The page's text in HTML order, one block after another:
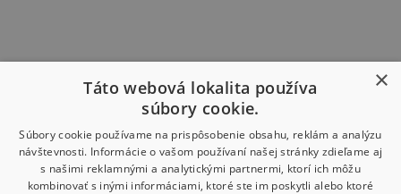
×
Táto webová lokalita používa
súbory cookie.
Súbory cookie používame na prispôsobenie obsahu, reklám a analýzu
návštevnosti. Informácie o vašom používaní našej stránky zdieľame aj
s našimi reklamnými a analytickými partnermi, ktorí ich môžu
kombinovať s inými informáciami, ktoré ste im poskytli alebo ktoré